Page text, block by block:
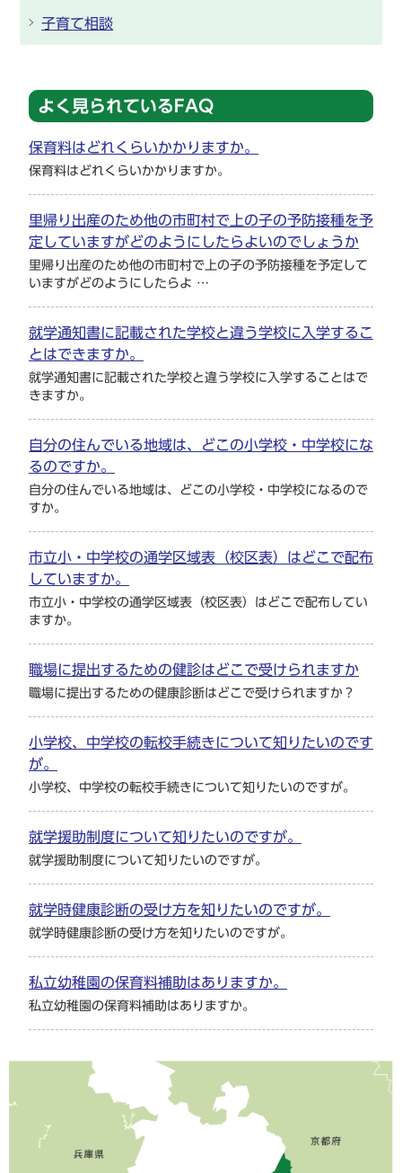
子育て相談
よく見られているFAQ
保育料はどれくらいかかりますか。
保育料はどれくらいかかりますか。
里帰り出産のため他の市町村で上の子の予防接種を予
定していますがどのようにしたらよいのでしょうか
里帰り出産のため他の市町村で上の子の予防接種を予定して
いますがどのようにしたらよ …
就学通知書に記載された学校と違う学校に入学するこ
とはできますか。
就学通知書に記載された学校と違う学校に入学することはで
きますか。
自分の住んでいる地域は、どこの小学校・中学校にな
るのですか。
自分の住んでいる地域は、どこの小学校・中学校になるので
すか。
市立小・中学校の通学区域表（校区表）はどこで配布
していますか。
市立小・中学校の通学区域表（校区表）はどこで配布してい
ますか。
職場に提出するための健診はどこで受けられますか
職場に提出するための健康診断はどこで受けられますか？
小学校、中学校の転校手続きについて知りたいのです
が。
小学校、中学校の転校手続きについて知りたいのですが。
就学援助制度について知りたいのですが。
就学援助制度について知りたいのですが。
就学時健康診断の受け方を知りたいのですが。
就学時健康診断の受け方を知りたいのですが。
私立幼稚園の保育料補助はありますか。
私立幼稚園の保育料補助はありますか。